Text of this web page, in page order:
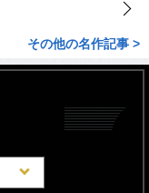
その他の名作記事 >